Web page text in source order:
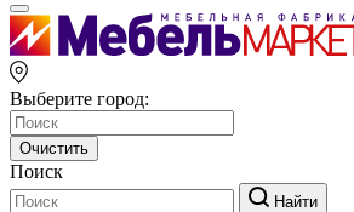
Выберите город:
Очистить
Поиск
Найти